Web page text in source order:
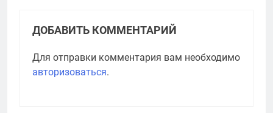
ДОБАВИТЬ КОММЕНТАРИЙ
Для отправки комментария вам необходимо
авторизоваться.